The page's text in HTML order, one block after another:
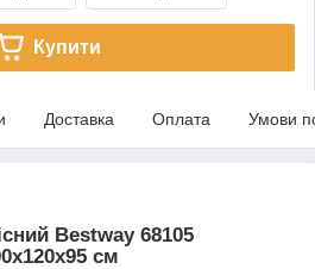
Купити
Доставка Оплата Умови
Bestway 68105
см